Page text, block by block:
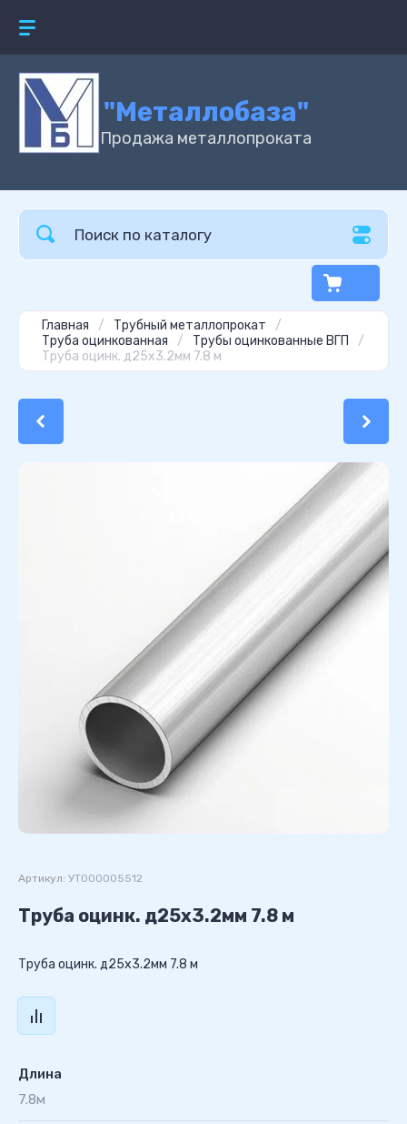
"Металлобаза"
Продажа металлопроката
Главная / Трубный металлопрокат
/
Труба оцинкованная
/ Трубы оцинкованные ВГП
/
Труба оцинк. д25х3.2мм 7.8 м
Артикул: УТ000005512
Труба оцинк. д25х3.2мм 7.8 м
Труба оцинк. д25х3.2мм 7.8 м
Длина
7.8м